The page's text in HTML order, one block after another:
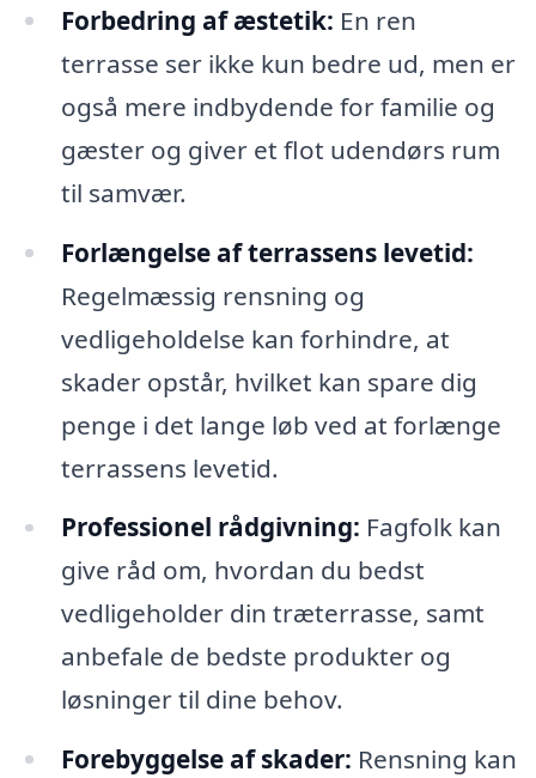
Forbedring af æstetik: En ren
terrasse ser ikke kun bedre ud, men er
også mere indbydende for familie og
gæster og giver et flot udendørs rum
til samvær.
Forlængelse af terrassens levetid:
Regelmæssig rensning og
vedligeholdelse kan forhindre, at
skader opstår, hvilket kan spare dig
penge i det lange løb ved at forlænge
terrassens levetid.
Professionel rådgivning: Fagfolk kan
give råd om, hvordan du bedst
vedligeholder din træterrasse, samt
anbefale de bedste produkter og
løsninger til dine behov.
Forebyggelse af skader: Rensning kan